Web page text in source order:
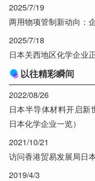
2025/7/19
两用物项管制新动向：
2025/7/18
日本关西地区化学企业
以往精彩瞬间
2022/08/26
日本半导体材料开启
日本化学企业一览）
2021/10/21
访问香港贸易发展局日
2019/4/3